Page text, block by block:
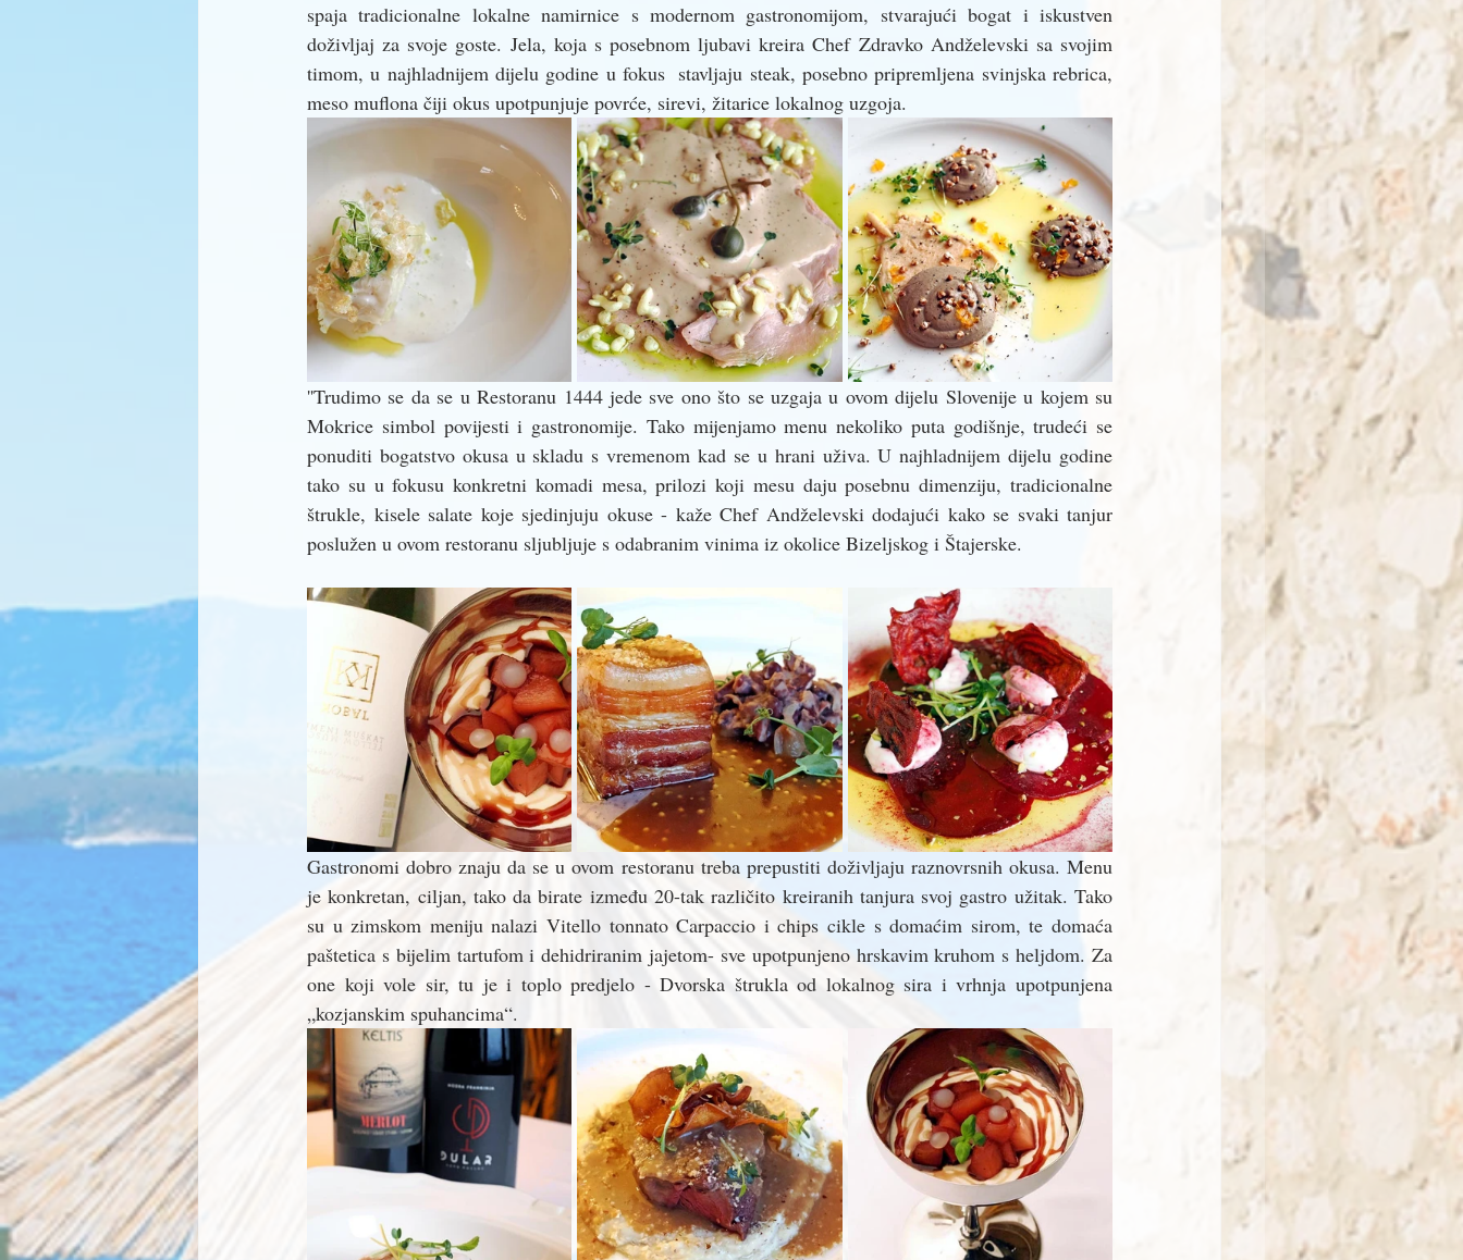
spaja tradicionalne lokalne namirnice s modernom gastronomijom, stvarajući bogat i iskustven
doživljaj za svoje goste. Jela, koja s posebnom ljubavi kreira Chef Zdravko Andželevski sa svojim
timom, u najhladnijem dijelu godine u fokus  stavljaju steak, posebno pripremljena svinjska rebrica,
meso muflona čiji okus upotpunjuje povrće, sirevi, žitarice lokalnog uzgoja.
''Trudimo se da se u Restoranu 1444 jede sve ono što se uzgaja u ovom dijelu Slovenije u kojem su
Mokrice simbol povijesti i gastronomije. Tako mijenjamo menu nekoliko puta godišnje, trudeći se
ponuditi bogatstvo okusa u skladu s vremenom kad se u hrani uživa. U najhladnijem dijelu godine
tako su u fokusu konkretni komadi mesa, prilozi koji mesu daju posebnu dimenziju, tradicionalne
štrukle, kisele salate koje sjedinjuju okuse - kaže Chef Andželevski dodajući kako se svaki tanjur
poslužen u ovom restoranu sljubljuje s odabranim vinima iz okolice Bizeljskog i Štajerske.
Gastronomi dobro znaju da se u ovom restoranu treba prepustiti doživljaju raznovrsnih okusa. Menu
je konkretan, ciljan, tako da birate između 20-tak različito kreiranih tanjura svoj gastro užitak. Tako
su u zimskom meniju nalazi Vitello tonnato Carpaccio i chips cikle s domaćim sirom, te domaća
paštetica s bijelim tartufom i dehidriranim jajetom- sve upotpunjeno hrskavim kruhom s heljdom. Za
one koji vole sir, tu je i toplo predjelo - Dvorska štrukla od lokalnog sira i vrhnja upotpunjena
„kozjanskim spuhancima“.